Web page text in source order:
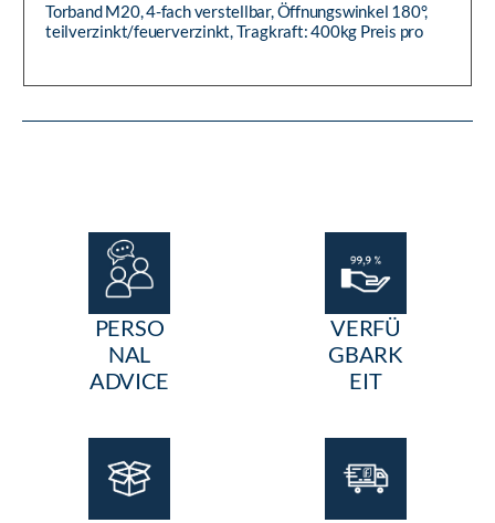
Torband M20, 4-fach verstellbar, Öffnungswinkel 180°,
teilverzinkt/feuerverzinkt, Tragkraft: 400kg Preis pro
PERSO
NAL
ADVICE
VERFÜ
GBARK
EIT